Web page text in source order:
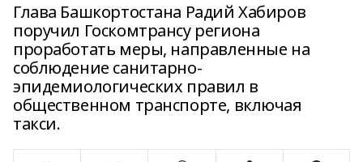
Глава Башкортостана Радий Хабиров
поручил Госкомтрансу региона
проработать меры, направленные на
соблюдение санитарно-
эпидемиологических правил в
общественном транспорте, включая
такси.